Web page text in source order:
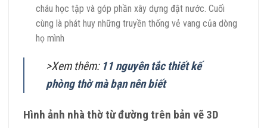
cháu học tập và góp phần xây dựng đật nước. Cuối
cùng là phát huy những truyền thống vẻ vang của dòng
họ mình
>Xem thêm: 11 nguyên tắc thiết kế
phòng thờ mà bạn nên biết
Hình ảnh nhà thờ từ đường trên bản vẽ 3D